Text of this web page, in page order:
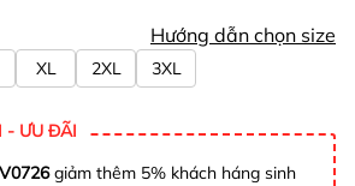
Hướng dẫn chọn size
XL 2XL 3XL
- ƯU ĐÃI
giảm thêm 5% khách háng sinh